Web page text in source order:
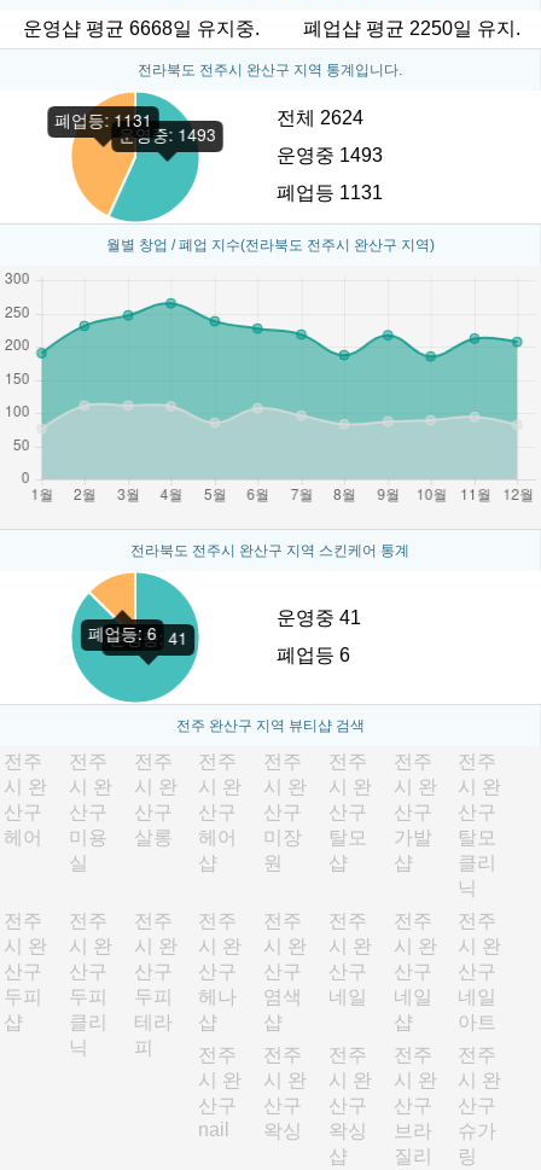
운영샵 평균 6668일 유지중. 폐업샵 평균 2250일 유지.
전라북도 전주시 완산구 지역 통계입니다.
전체 2624
운영중 1493
폐업등 1131
월별 창업 / 폐업 지수(전라북도 전주시 완산구 지역)
전라북도 전주시 완산구 지역 스킨케어 통계
운영중 41
폐업등 6
전주 완산구 지역 뷰티샵 검색
전주
시 완
산구
헤어
전주
시 완
산구
미용
실
전주
시 완
산구
살롱
전주
시 완
산구
헤어
샵
전주
시 완
산구
미장
원
전주
시 완
산구
탈모
샵
전주
시 완
산구
가발
샵
전주
시 완
산구
탈모
클리
닉
전주
시 완
산구
두피
샵
전주
시 완
산구
두피
클리
닉
전주
시 완
산구
두피
테라
피
전주
시 완
산구
헤나
샵
전주
시 완
산구
염색
샵
전주
시 완
산구
네일
전주
시 완
산구
네일
샵
전주
시 완
산구
네일
아트
전주
시 완
산구
nail
전주
시 완
산구
왁싱
전주
시 완
산구
왁싱
샵
전주
시 완
산구
브라
질리
전주
시 완
산구
슈가
링